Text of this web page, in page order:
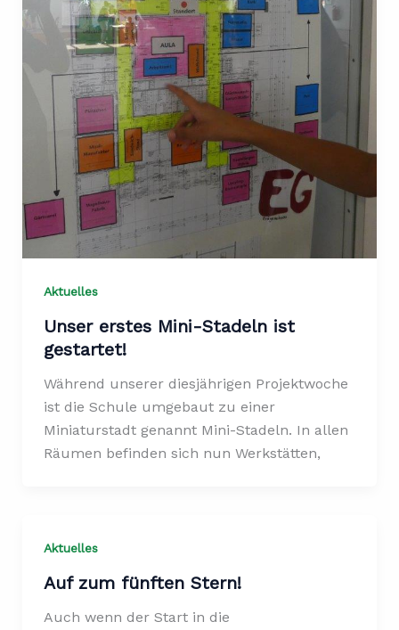
Aktuelles
Unser erstes Mini-Stadeln ist
gestartet!
Während unserer diesjährigen Projektwoche
ist die Schule umgebaut zu einer
Miniaturstadt genannt Mini-Stadeln. In allen
Räumen befinden sich nun Werkstätten,
Aktuelles
Auf zum fünften Stern!
Auch wenn der Start in die